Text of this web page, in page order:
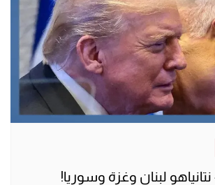
لبنان وغزة وسوريا!